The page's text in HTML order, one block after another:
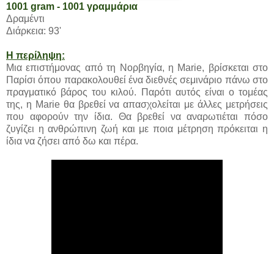
1001 gram - 1001 γραμμάρια
Δραμέντι
Διάρκεια: 93'
Η περίληψη:
Μια επιστήμονας από τη Νορβηγία, η Marie, βρίσκεται στο
Παρίσι όπου παρακολουθεί ένα διεθνές σεμινάριο πάνω στο
πραγματικό βάρος του κιλού. Παρότι αυτός είναι ο τομέας
της, η Marie θα βρεθεί να απασχολείται με άλλες μετρήσεις
που αφορούν την ίδια. Θα βρεθεί να αναρωτιέται πόσο
ζυγίζει η ανθρώπινη ζωή και με ποια μέτρηση πρόκειται η
ίδια να ζήσει από δω και πέρα.